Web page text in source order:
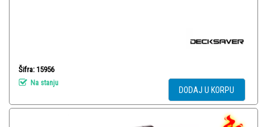
Šifra: 15956
Na stanju
DODAJ U KORPU